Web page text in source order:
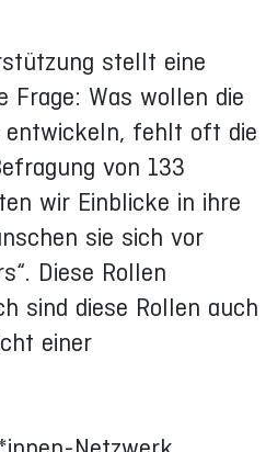
stellt eine
Frage: Was wollen die
entwickeln, fehlt oft die
von 133
wir Einblicke in ihre
sie sich vor
Diese Rollen
sind diese Rollen auch
einer